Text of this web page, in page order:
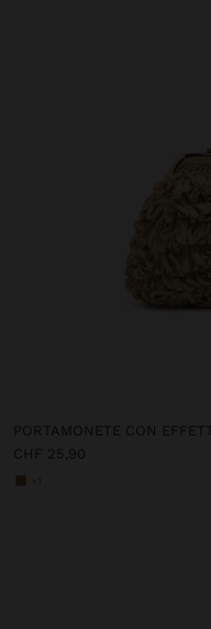
PORTAMONETE CON
CHF 25,90